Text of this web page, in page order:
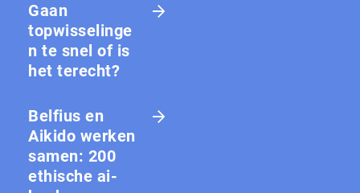
Gaan
topwisselinge
n te snel of is
het terecht?
Belfius en
Aikido werken
samen: 200
ethische ai-